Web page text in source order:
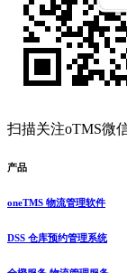
扫描关注oTMS微
产品
oneTMS 物流管理软件
DSS 仓库预约管理系统